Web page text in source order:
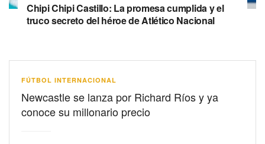
Chipi Chipi Castillo: La promesa cumplida y el
truco secreto del héroe de Atlético Nacional
FÚTBOL INTERNACIONAL
Newcastle se lanza por Richard Ríos y ya
conoce su millonario precio